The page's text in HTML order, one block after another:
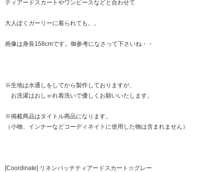
ティアードスカートやワンピースなどと合わせて
大人ぽくガーリーに着られても。。
画像は身長158cmです。御参考になさって下さいね・・
※生地は水通しをしてから製作しておりますが、
お洗濯はおしゃれ着洗いで優しくお願いいたします。
※掲載商品はタイトル商品になります。
（小物、インナーなどコーディネイトに使用した物は含まれません）
[Coordinate] リネンパッチティアードスカート☆グレー